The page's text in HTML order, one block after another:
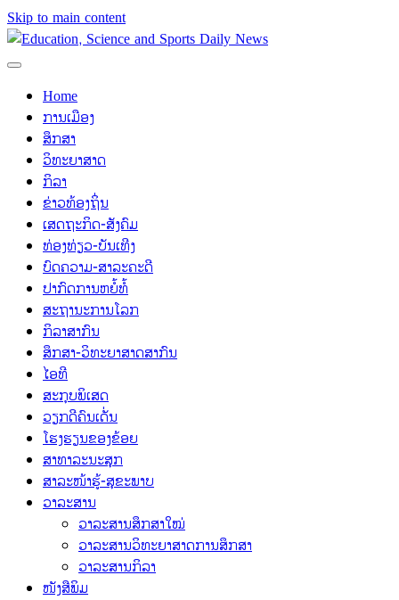
Skip to main content
Home
ການເມືອງ
ສຶກສາ
ວິທະຍາສາດ
ກິລາ
ຂ່າວທ້ອງຖິ່ນ
ເສດຖະກິດ-ສັງຄົມ
ທ່ອງທ່ຽວ-ບັນເທີງ
ບົດຄວາມ-ສາລະຄະດີ
ປາກົດການຫຍໍ້ທໍ້
ສະຖານະການໂລກ
ກິລາສາກົນ
ສຶກສາ-ວິທະຍາສາດສາກົນ
ໄອທີ
ສະກຸບພິເສດ
ວຽກດີຄົນເດັ່ນ
ໂຮງຮຽນຂອງຂ້ອຍ
ສາທາລະນະສຸກ
ສາລະໜ້າຮູ້-ສຸຂະພາບ
ວາລະສານ
ວາລະສານສຶກສາໃໝ່
ວາລະສານວິທະຍາສາດການສຶກສາ
ວາລະສານກິລາ
ໜັງສືພິມ